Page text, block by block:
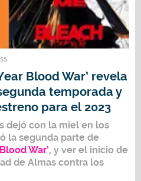
Blood War’ revela
temporada y
para el 2023
dejó con la miel en los
la segunda parte de
War’, y ver el inicio de
de Almas contra los